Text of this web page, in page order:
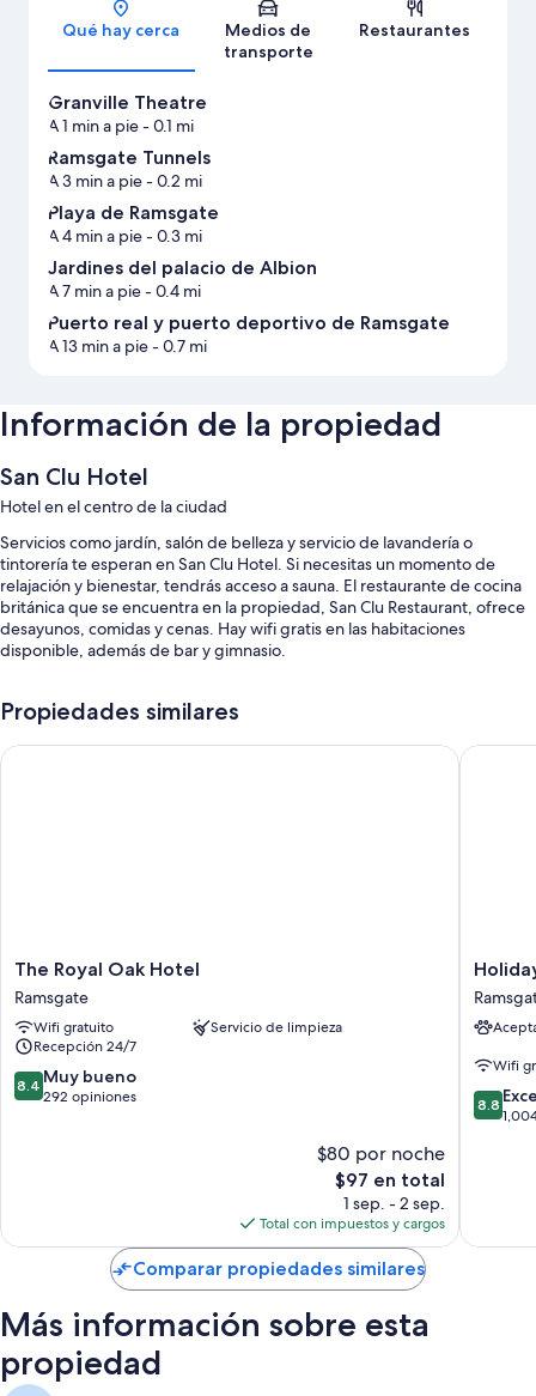
Qué hay cerca
Medios de
transporte
Restaurantes
Granville Theatre
A 1 min a pie- 0.1 mi
Ramsgate Tunnels
A 3 min a pie- 0.2 mi
Playa de Ramsgate
A 4 min a pie- 0.3 mi
Jardines del palacio de Albion
A 7 min a pie- 0.4 mi
Puerto real y puerto deportivo de Ramsgate
A 13 min a pie- 0.7 mi
Información de la propiedad
San Clu Hotel
Hotel en el centro de la ciudad
Servicios como jardín, salón de belleza y servicio de lavandería o
tintorería te esperan en San Clu Hotel. Si necesitas un momento de
relajación y bienestar, tendrás acceso a sauna. El restaurante de cocina
británica que se encuentra en la propiedad, San Clu Restaurant, ofrece
desayunos, comidas y cenas. Hay wifi gratis en las habitaciones
disponible, además de bar y gimnasio.
Estacionamiento gratis
Desayuno inglés (con cargo), renta de bicicletas y estacionamiento
incluyen espacio para trabajar con laptop y aire acondicionado, además
de otros detalles, como wifi gratis y agua embotellada gratis.
Otros de los servicios que también disfrutarás incluyen:
Café instantáneo/té gratis y teteras eléctricas
Baños con secadoras de cabello
Propiedades similares
The
Royal
Oak
Hotel
Ramsgate
The Royal Oak Hotel
Ramsgate
Wifi gratuito
Servicio de limpieza
Recepción 24/7
8.4
de
8.4 Muy bueno
292 opiniones
$80 por noche
El
precio
actual
es
de
$97
$97 en total
1 sep. - 2 sep.
Total con impuestos y cargos
The Royal Oak Hotel
Holiday
Inn
Express
Minster
by
IHG
Wifi
8.8
de
8.8
Holiday
Comparar propiedades similares
Más información sobre esta
propiedad